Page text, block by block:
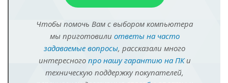
Чтобы помочь Вам с выбором компьютера
мы приготовили ответы на часто
задаваемые вопросы, рассказали много
интересного про нашу гарантию на ПКи
техническую поддержку покупателей,